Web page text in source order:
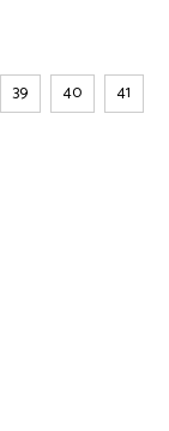
39 40
41